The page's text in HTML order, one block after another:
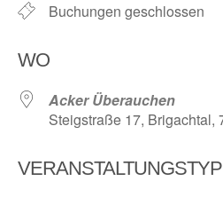
Buchungen geschlossen
WO
Acker Überauchen
Steigstraße 17, Brigachtal,
VERANSTALTUNGSTYP